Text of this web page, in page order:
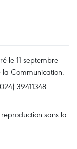
le 11 septembre
Communication.
39411348
sans la